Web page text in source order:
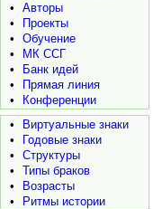
•
Авторы
•
Проекты
•
Обучение
•
МК ССГ
•
Банк идей
•
Прямая линия
•
Конференции
•
Виртуальные знаки
•
Годовые знаки
•
Структуры
•
Типы браков
•
Возрасты
•
Ритмы истории